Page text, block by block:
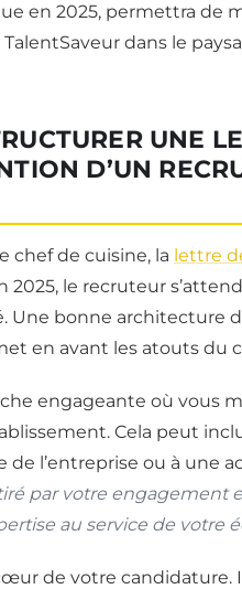
en 2025, permettra de
dans le
UNE
D’UN
chef de cuisine, la lettre
le recruteur
Une bonne architecture
en avant les atouts du
engageante où vous
Cela peut
l’entreprise ou à une
par votre engagement
au service de votre
de votre candidature.